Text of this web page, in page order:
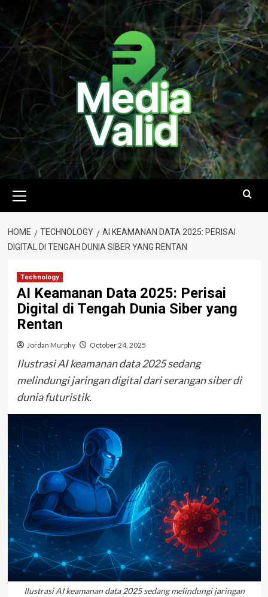
Skip
content
Menu
HOME TECHNOLOGY
AI KEAMANAN DATA 2025: PERISAI
DIGITAL DI TENGAH DUNIA SIBER YANG RENTAN
Technology
AI Keamanan Data 2025: Perisai
Digital di Tengah Dunia Siber yang
Rentan
Jordan Murphy October 24, 2025
Ilustrasi AI keamanan data 2025 sedang
melindungi jaringan digital dari serangan siber di
dunia futuristik.
Ilustrasi AI keamanan data 2025 sedang melindungi jaringan